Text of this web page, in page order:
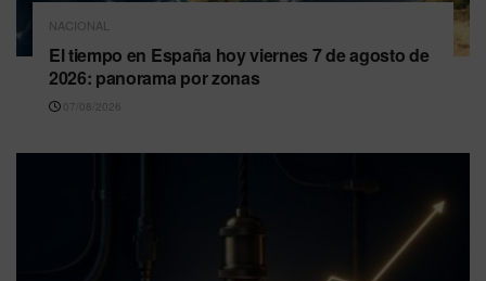
NACIONAL
El tiempo en España hoy viernes 7 de agosto de
2026: panorama por zonas
07/08/2026